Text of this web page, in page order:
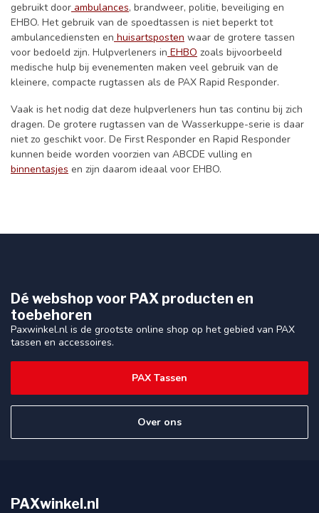
gebruikt door ambulances, brandweer, politie, beveiliging en
EHBO. Het gebruik van de spoedtassen is niet beperkt tot
ambulancediensten en huisartsposten waar de grotere tassen
voor bedoeld zijn. Hulpverleners in EHBO zoals bijvoorbeeld
medische hulp bij evenementen maken veel gebruik van de
kleinere, compacte rugtassen als de PAX Rapid Responder.
Vaak is het nodig dat deze hulpverleners hun tas continu bij zich
dragen. De grotere rugtassen van de Wasserkuppe-serie is daar
niet zo geschikt voor. De First Responder en Rapid Responder
kunnen beide worden voorzien van ABCDE vulling en
binnentasjes en zijn daarom ideaal voor EHBO.
Dé webshop voor PAX producten en
toebehoren
Paxwinkel.nl is de grootste online shop op het gebied van PAX
tassen en accessoires.
PAX Tassen
Over ons
PAXwinkel.nl